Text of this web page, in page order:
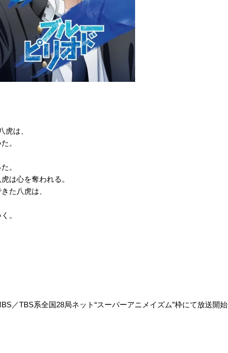
虎は、
。
。
は心を奪われる。
た八虎は、
。
／TBS系全国28局ネット“スーパーアニメイズム”枠にて放送開始